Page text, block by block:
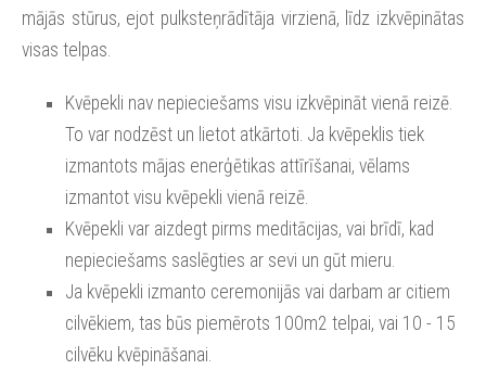
mājās stūrus, ejot pulksteņrādītāja virzienā, līdz izkvēpinātas
visas telpas.
Kvēpekli nav nepieciešams visu izkvēpināt vienā reizē.
To var nodzēst un lietot atkārtoti. Ja kvēpeklis tiek
izmantots mājas enerģētikas attīrīšanai, vēlams
izmantot visu kvēpekli vienā reizē.
Kvēpekli var aizdegt pirms meditācijas, vai brīdī, kad
nepieciešams saslēgties ar sevi un gūt mieru.
Ja kvēpekli izmanto ceremonijās vai darbam ar citiem
cilvēkiem, tas būs piemērots 100m2 telpai, vai 10 - 15
cilvēku kvēpināšanai.